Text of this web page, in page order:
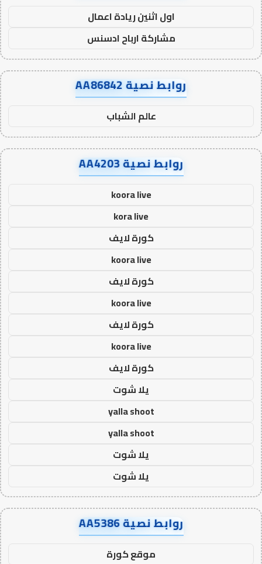
اول اثنين ريادة اعمال
مشاركة ارباح ادسنس
روابط نصية AA86842
عالم الشباب
روابط نصية AA4203
koora live
kora live
كورة لايف
koora live
كورة لايف
koora live
كورة لايف
koora live
كورة لايف
يلا شوت
yalla shoot
yalla shoot
يلا شوت
يلا شوت
روابط نصية AA5386
موقع كورة